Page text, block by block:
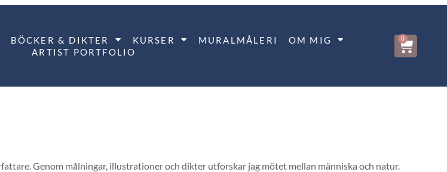
BÖCKER & DIKTER KURSER MURALMÅLERI
OM MIG
ARTIST PORTFOLIO
0
Genom målningar, illustrationer och dikter utforskar jag mötet mellan människa och natur.